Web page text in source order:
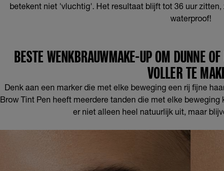
betekent niet 'vluchtig'. Het resultaat blijft tot 36 uur
waterproof!
BESTE WENKBRAUWMAKE-UP OM DUNNE
VOLLER TE
Denk aan een marker die met elke beweging een rij fijne
Brow Tint Pen heeft meerdere tanden die met elke
er niet alleen heel natuurlijk uit, maar